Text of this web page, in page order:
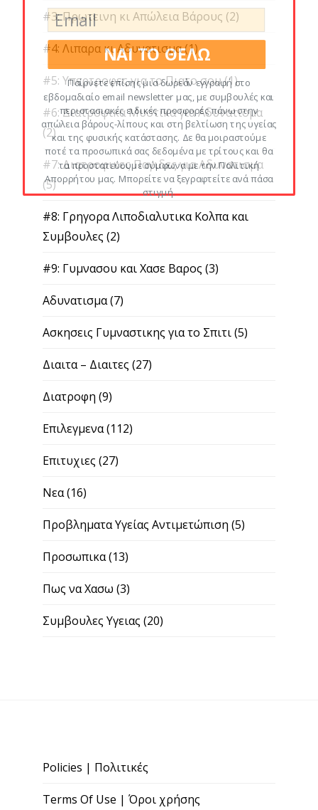
#3: Πρωτεινη κι Απώλεια Βάρους (2)
#4: Λιπαρα κι Αδυνατισμα(1)
#5: Υπερτροφες για το Πιατο σου(1)
#6: Διατροφικα Μυστικα για Αδυνατισμα
(2)
#7: Διατροφικες Παγιδες για Αδυνατισμα
(5)
#8: Γρηγορα Λιποδιαλυτικα Κολπα και
Συμβουλες (2)
#9: Γυμνασου και Χασε Βαρος (3)
Αδυνατισμα(7)
Ασκησεις Γυμναστικης για το Σπιτι(5)
Διαιτα – Διαιτες (27)
Διατροφη (9)
Επιλεγμενα(112)
Επιτυχιες (27)
Νεα(16)
Προβληματα Υγείας Αντιμετώπιση (5)
Προσωπικα(13)
Πως να Χασω (3)
Συμβουλες Υγειας (20)
Policies | Πολιτικές
Terms Of Use | Όροι χρήσης
ΝΑΙ ΤΟ ΘΕΛΩ
Παίρνετε επίσης μια δωρεάν εγγραφή στο
εβδομαδιαίο email newsletter μας, με συμβουλές και
περιστασιακές ειδικές προσφορές πάνω στην
απώλεια βάρους-λίπους και στη βελτίωση της υγείας
και της φυσικής κατάστασης. Δε θα μοιραστούμε
ποτέ τα προσωπικά σας δεδομένα με τρίτους και θα
τα προστατεύουμε σύμφωνα με την Πολιτική
Απορρήτου μας. Μπορείτε να ξεγραφτείτε ανά πάσα
στιγμή.